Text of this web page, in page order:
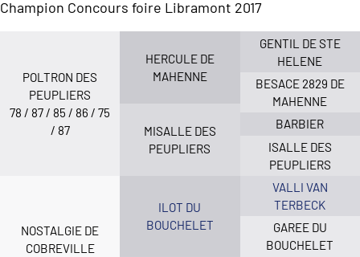
Champion Concours foire Libramont 2017
POLTRON DES
PEUPLIERS
78 / 87 / 85 / 86 / 75
/ 87
HERCULE DE
MAHENNE
MISALLE DES
PEUPLIERS
GENTIL DE STE
HELENE
BESACE 2829 DE
MAHENNE
BARBIER
ISALLE DES
PEUPLIERS
NOSTALGIE DE
COBREVILLE
ILOT DU
BOUCHELET
VALLI VAN
TERBECK
GAREE DU
BOUCHELET